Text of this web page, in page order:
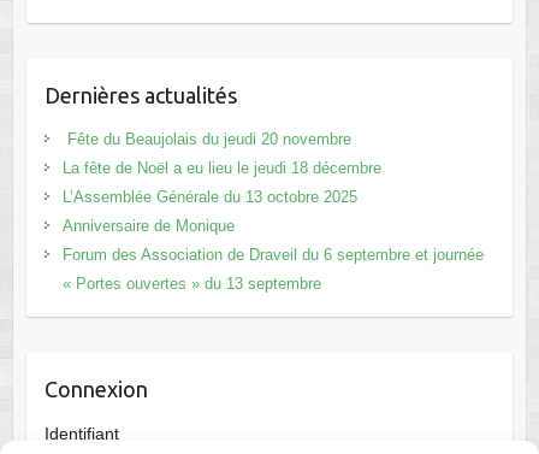
Dernières actualités
Fête du Beaujolais du jeudi 20 novembre
La fête de Noël a eu lieu le jeudi 18 décembre
L’Assemblée Générale du 13 octobre 2025
Anniversaire de Monique
Forum des Association de Draveil du 6 septembre et journée
« Portes ouvertes » du 13 septembre
Connexion
Identifiant